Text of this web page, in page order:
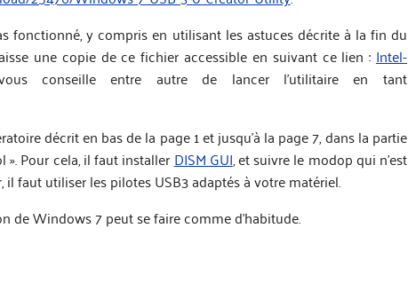
fonctionné, y compris en utilisant les astuces décrite à la fin du
une copie de ce fichier accessible en suivant ce lien : Intel-
conseille entre autre de lancer l’utilitaire en tant
décrit en bas de la page 1 et jusqu’à la page 7, dans la partie
». Pour cela, il faut installer DISM GUI, et suivre le modop qui n’est
faut utiliser les pilotes USB3 adaptés à votre matériel.
de Windows 7 peut se faire comme d’habitude.